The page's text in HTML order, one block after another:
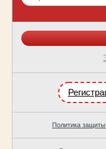
Политика